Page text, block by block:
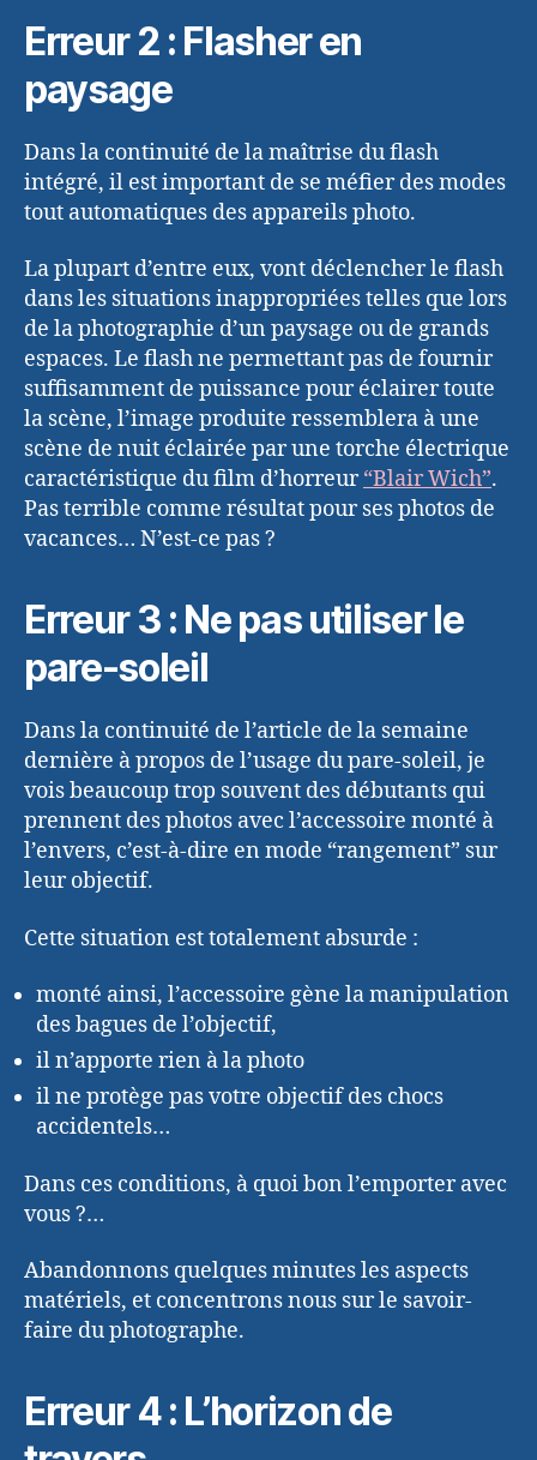
Erreur 2 : Flasher en
paysage
Dans la continuité de la maîtrise du flash
intégré, il est important de se méfier des modes
tout automatiques des appareils photo.
La plupart d’entre eux, vont déclencher le flash
dans les situations inappropriées telles que lors
de la photographie d’un paysage ou de grands
espaces. Le flash ne permettant pas de fournir
suffisamment de puissance pour éclairer toute
la scène, l’image produite ressemblera à une
scène de nuit éclairée par une torche électrique
caractéristique du film d’horreur“Blair Wich”.
Pas terrible comme résultat pour ses photos de
vacances… N’est-ce pas ?
Erreur 3 : Ne pas utiliser le
pare-soleil
Dans la continuité de l’article de la semaine
dernière à propos de l’usage du pare-soleil, je
vois beaucoup trop souvent des débutants qui
prennent des photos avec l’accessoire monté à
l’envers, c’est-à-dire en mode “rangement” sur
leur objectif.
Cette situation est totalement absurde :
monté ainsi, l’accessoire gène la manipulation
des bagues de l’objectif,
il n’apporte rien à la photo
il ne protège pas votre objectif des chocs
accidentels…
Dans ces conditions, à quoi bon l’emporter avec
vous ?…
Abandonnons quelques minutes les aspects
matériels, et concentrons nous sur le savoir-
faire du photographe.
Erreur 4 : L’horizon de